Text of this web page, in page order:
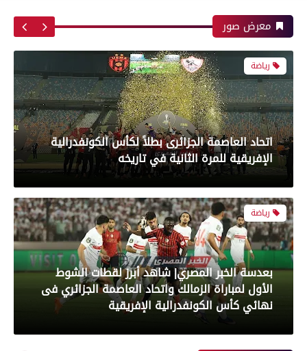
معرض صور
الإفريقية للمرة الثانية في تاريخه
رياضة
بعدسة الخبر المصري| شاهد أبرز لقطات الشوط
الأول لمباراة الزمالك واتحاد العاصمة الجزائري فى
نهائي كأس الكونفدرالية الإفريقية
رياضة
بعدسة الخبر المصري| شاهد أبرز لقطات مباراة زد و
بيراميدز فى نهائى كأس مصر